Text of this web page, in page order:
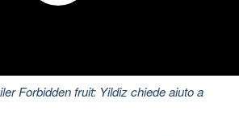
Forbidden fruit: Yildiz chiede aiuto a